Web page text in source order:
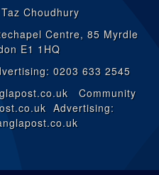
Choudhury
Centre, 85 Myrdle
E1 1HQ
0203 633 2545
Community
Advertising: